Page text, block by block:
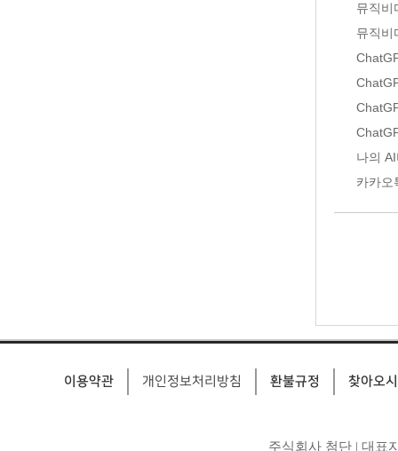
뮤직비
뮤직비
나의
카카오
이용약관 개인정보처리방침 환불규정 찾아오
주식회사 첨단 | 대표